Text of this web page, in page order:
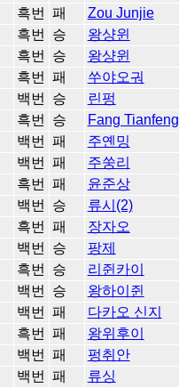
흑번 패 Zou Junjie
흑번 승 왕샹윈
흑번 승 왕샹윈
흑번 패 쑤야오궈
백번 승 린펑
흑번 승 Fang Tianfeng
백번 패 주옌밍
백번 패 주쑹리
흑번 패 윤준상
백번 승 류시(2)
흑번 패 장자오
백번 승 팡제
흑번 승 리쥔카이
백번 승 왕하이쥔
백번 패 다카오 신지
흑번 패 왕위후이
백번 패 펑취안
백번 패 류싱